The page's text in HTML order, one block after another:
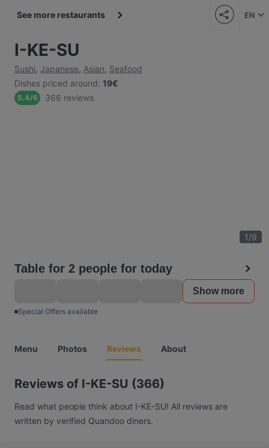
See more restaurants EN
I-KE-SU
Sushi, Japanese, Asian, Seafood
Dishes priced around: 19€
5.4/6 366 reviews
1/9
Table for 2 people for today
Show more
Special Offers available
Menu Photos Reviews About
Reviews of I-KE-SU (366)
Read what people think about I-KE-SU! All reviews are
written by verified Quandoo diners.